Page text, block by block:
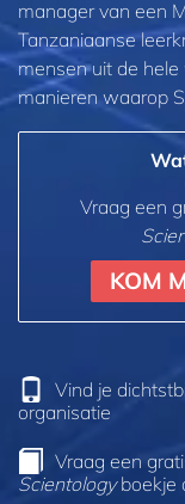
manager van een
Tanzaniaanse
mensen uit de
manieren waarop
Vraag een
KOM
Vind je
organisatie
Vraag een
Scientologyboekje